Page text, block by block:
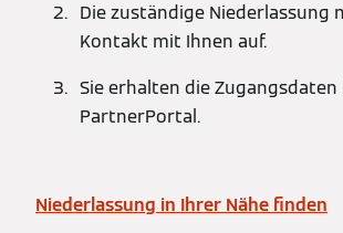
Die zuständige Niederlassung
Kontakt mit Ihnen auf.
Sie erhalten die
PartnerPortal.
Niederlassung in Ihrer Nähe finden